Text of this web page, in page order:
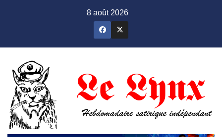
8 août 2026